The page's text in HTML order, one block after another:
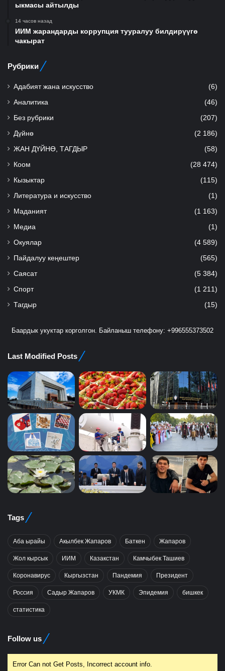
ыкмасы айтылды
14 часов назад
ИИМ жарандарды коррупция тууралуу билдирүүгө
чакырат
Рубрики
Адабият жана искусство (6)
Аналитика (46)
Без рубрики (207)
Дүйнө (2 186)
ЖАН ДҮЙНӨ, ТАГДЫР (58)
Коом (28 474)
Кызыктар (115)
Литература и искусство (1)
Маданият (1 163)
Медиа (1)
Окуялар (4 589)
Пайдалуу кеңештер (565)
Саясат (5 384)
Спорт (1 211)
Тагдыр (15)
Баардык укуктар корголгон. Байланыш телефону: +996555373502
Last Modified Posts
Tags
Аба ырайы Акылбек Жапаров Баткен Жапаров
Жол кырсык ИИМ Казакстан Камчыбек Ташиев
Коронавирус Кыргызстан Пандемия Президент
Россия Садыр Жапаров УКМК Эпидемия бишкек
статистика
Follow us
Error Can not Get Posts, Incorrect account info.